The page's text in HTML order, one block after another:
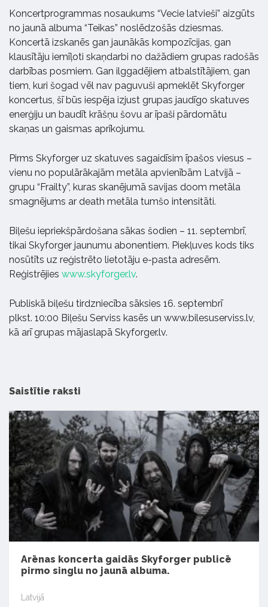
Koncertprogrammas nosaukums “Vecie latvieši” aizgūts
no jaunā albuma “Teikas” noslēdzošās dziesmas.
Koncertā izskanēs gan jaunākās kompozīcijas, gan
klausītāju iemīļoti skaņdarbi no dažādiem grupas radošās
darbības posmiem. Gan ilggadējiem atbalstītājiem, gan
tiem, kuri šogad vēl nav paguvuši apmeklēt Skyforger
koncertus, šī būs iespēja izjust grupas jaudīgo skatuves
enerģiju un baudīt krāšņu šovu ar īpaši pārdomātu
skaņas un gaismas aprīkojumu.
Pirms Skyforger uz skatuves sagaidīsim īpašos viesus –
vienu no populārākajām metāla apvienībām Latvijā –
grupu “Frailty”, kuras skanējumā savijas doom metāla
smagnējums ar death metāla tumšo intensitāti.
Biļešu iepriekšpārdošana sākas šodien – 11. septembrī,
tikai Skyforger jaunumu abonentiem. Piekļuves kods tiks
nosūtīts uz reģistrēto lietotāju e-pasta adresēm.
Reģistrējies www.skyforger.lv.
Publiskā biļešu tirdzniecība sāksies 16. septembrī
plkst. 10:00 Biļešu Serviss kasēs un www.bilesuserviss.lv,
kā arī grupas mājaslapā Skyforger.lv.
Saistītie raksti
Arēnas koncerta gaidās Skyforger publicē
pirmo singlu no jaunā albuma.
Latvijā